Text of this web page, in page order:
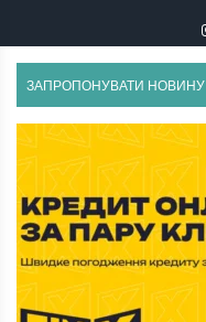
ЗАПРОПОНУВАТИ НОВИНУ